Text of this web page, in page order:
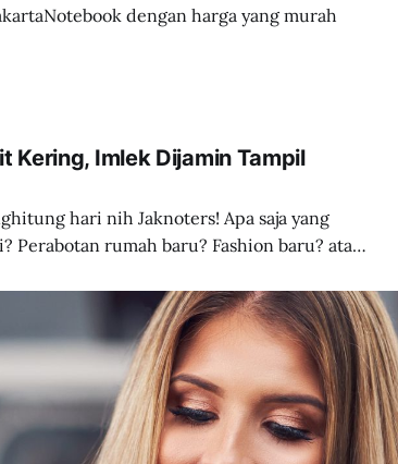
dengan harga yang murah
Kering, Imlek Dijamin Tampil
hari nih Jaknoters! Apa saja yang
sempurna dan maksimal di hari raya
terdiri dari kulit